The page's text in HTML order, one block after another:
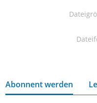
Abonnent werden